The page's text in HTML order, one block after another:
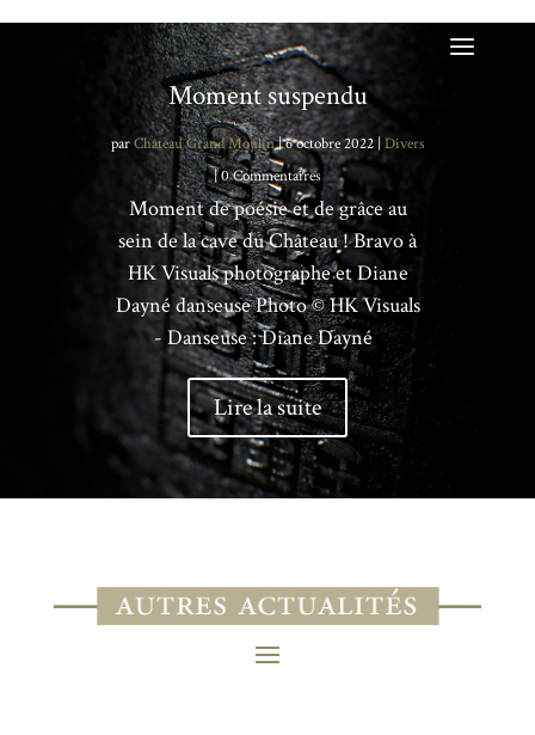
Moment suspendu
parChâteau Grand Moulin|6 octobre 2022| Divers
| 0 Commentaires
Moment de poésie et de grâce au
sein de la cave du Château ! Bravo à
HK Visuals photographe et Diane
Dayné danseuse Photo © HK Visuals
- Danseuse : Diane Dayné
Lire la suite